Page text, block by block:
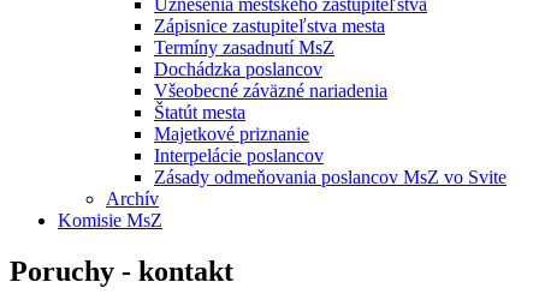
Uznesenia mestského zastupiteľstva
Zápisnice zastupiteľstva mesta
Termíny zasadnutí MsZ
Dochádzka poslancov
Všeobecné záväzné nariadenia
Štatút mesta
Majetkové priznanie
Interpelácie poslancov
Zásady odmeňovania poslancov MsZ vo Svite
Archív
Komisie MsZ
Poruchy - kontakt